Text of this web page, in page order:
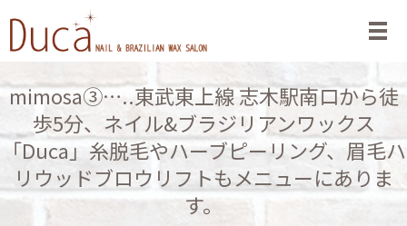
メ
mimosa③…..東武東上線 志木駅南口から徒
歩5分、ネイル&ブラジリアンワックス
「Duca」糸脱毛やハーブピーリング、眉毛ハ
リウッドブロウリフトもメニューにありま
す。